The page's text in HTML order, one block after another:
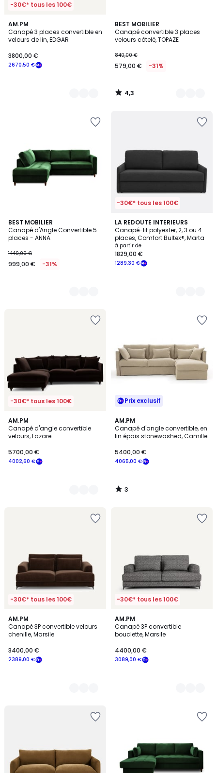
-30€* tous les 100€
AM.PM
Canapé 3 places convertible en
velours de lin, EDGAR
2670,50 €
3800,00 €
5
Couleurs
BEST MOBILIER
Canapé convertible 3 places
velours côtelé, TOPAZE
840,00 €
579,00 € -31%
4,3
/ 5
5
Couleurs
4,3
/
BEST MOBILIER
Canapé d'Angle Convertible 5
places - ANNA
1449,00 €
999,00 € -31%
9
Couleurs
-30€* tous les 100€
LA REDOUTE INTERIEURS
Canapé-lit polyester, 2, 3 ou 4
places, Comfort Bultex®, Marta
à partir de
1289,30 €
1829,00 €
3
Couleurs
-30€* tous les 100€
AM.PM
Canapé d'angle convertible
velours, Lazare
4002,60 €
5700,00 €
16
Couleurs
Prix exclusif
AM.PM
Canapé d'angle convertible, en
lin épais stonewashed, Camille
4065,00 €
5400,00 €
3
/
5
3
/
-30€* tous les 100€
AM.PM
Canapé 3P convertible velours
chenille, Marsile
2389,00 €
3400,00 €
8
Couleurs
-30€* tous les 100€
AM.PM
Canapé 3P convertible
bouclette, Marsile
3089,00 €
4400,00 €
3
Couleurs